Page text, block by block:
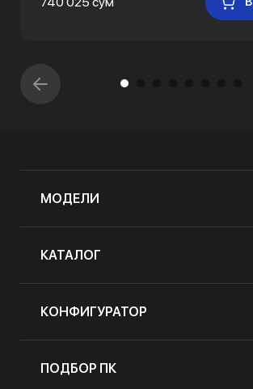
МОДЕЛИ
КАТАЛОГ
КОНФИГУРАТОР
ПОДБОР ПК